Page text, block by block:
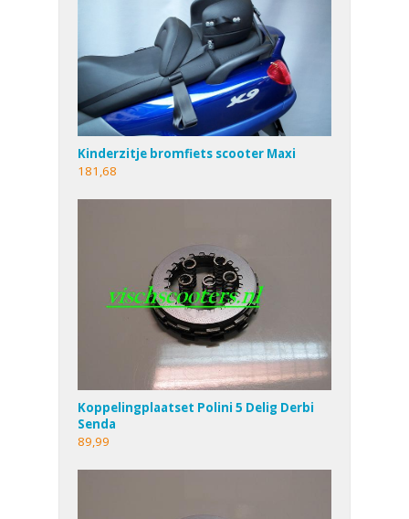
Kinderzitje bromfiets scooter Maxi
181,68
Koppelingplaatset Polini 5 Delig Derbi
Senda
89,99